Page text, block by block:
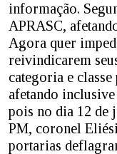
informação.
APRASC,
Agora quer
reivindicarem
categoria e
afetando
pois no dia 12 de
PM, coronel
portarias